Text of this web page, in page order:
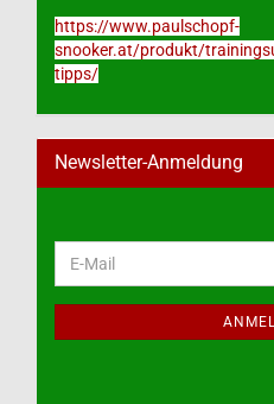
https://www.paulschopf-
snooker.at/produkt/
tipps/
Newsletter-Anmeldung
ZUR
E-
Mail